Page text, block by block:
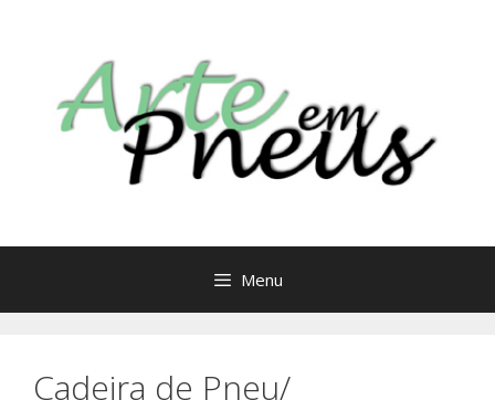
conteúdo
Menu
Cadeira de Pneu/